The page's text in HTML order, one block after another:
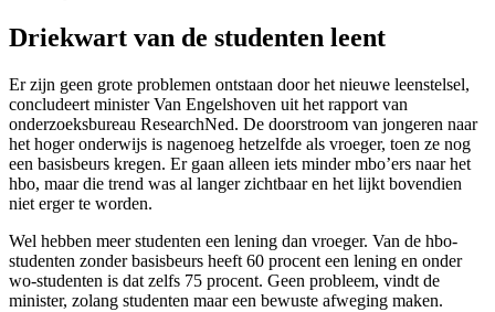
Driekwart van de studenten leent
Er zijn geen grote problemen ontstaan door het nieuwe leenstelsel,
concludeert minister Van Engelshoven uit het rapport van
onderzoeksbureau ResearchNed. De doorstroom van jongeren naar
het hoger onderwijs is nagenoeg hetzelfde als vroeger, toen ze nog
een basisbeurs kregen. Er gaan alleen iets minder mbo’ers naar het
hbo, maar die trend was al langer zichtbaar en het lijkt bovendien
niet erger te worden.
Wel hebben meer studenten een lening dan vroeger. Van de hbo-
studenten zonder basisbeurs heeft 60 procent een lening en onder
wo-studenten is dat zelfs 75 procent. Geen probleem, vindt de
minister, zolang studenten maar een bewuste afweging maken.